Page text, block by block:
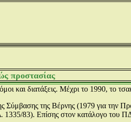
προστασίας
και διατάξεις. Μέχρι το 1990, το
Σύμβασης της Βέρνης (1979 για την
1335/83). Επίσης στον κατάλογο του